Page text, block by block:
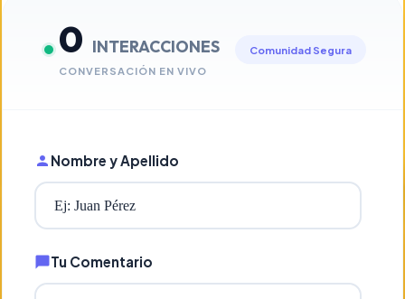
0 INTERACCIONES
CONVERSACIÓN EN VIVO
Comunidad Segura
Nombre y Apellido
Tu Comentario